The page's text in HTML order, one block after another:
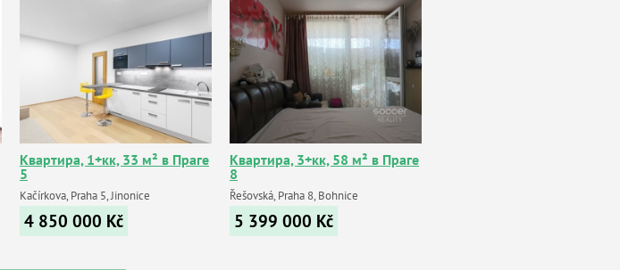
Квартира, 1+кк, 33 м² в Праге
5
Kačírkova, Praha 5, Jinonice
4 850 000 Kč
Квартира, 3+кк, 58 м² в Праге
8
Řešovská, Praha 8, Bohnice
5 399 000 Kč